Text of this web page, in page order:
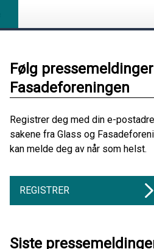
Følg
Fasadeforeningen
Registrer deg med din e-
sakene fra Glass og
kan melde deg av når som helst.
REGISTRER
Siste